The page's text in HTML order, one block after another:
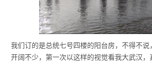
我们订的是总统七号四楼的阳台房，不得不说
开阔不少，第一次以这样的视觉看我大武汉，